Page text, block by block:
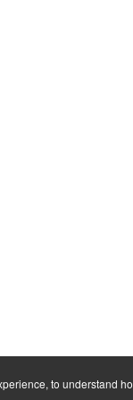
to understand